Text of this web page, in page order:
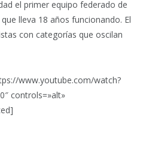
el primer equipo federado de
lleva 18 años funcionando. El
con categorías que oscilan
www.youtube.com/watch?
controls=»alt»